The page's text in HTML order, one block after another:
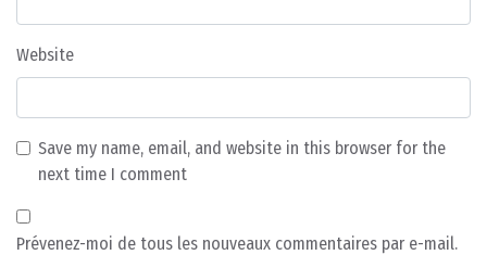
Website
Save my name, email, and website in this browser for the
next time I comment
Prévenez-moi de tous les nouveaux commentaires par e-mail.